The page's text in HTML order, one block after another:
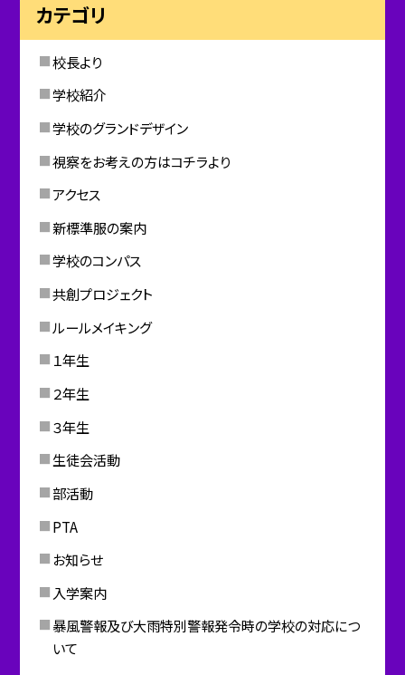
カテゴリ
校長より
学校紹介
学校のグランドデザイン
視察をお考えの方はコチラより
アクセス
新標準服の案内
学校のコンパス
共創プロジェクト
ルールメイキング
１年生
２年生
３年生
生徒会活動
部活動
PTA
お知らせ
入学案内
暴風警報及び大雨特別警報発令時の学校の対応につ
いて